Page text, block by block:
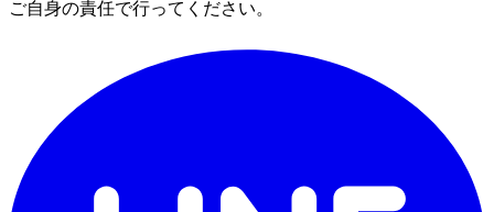
ご自身の責任で行ってください。